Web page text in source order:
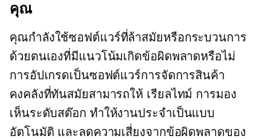
คุณ
คุณกำลังใช้ซอฟต์แวร์ที่ล้าสมัยหรือกระบวนการ
ด้วยตนเองที่มีแนวโน้มเกิดข้อผิดพลาดหรือไม่
การอัปเกรดเป็นซอฟต์แวร์การจัดการสินค้า
คงคลังที่ทันสมัยสามารถให้ เรียลไทม์ การมอง
เห็นระดับสต๊อก ทำให้งานประจำเป็นแบบ
อัตโนมัติ และลดความเสี่ยงจากข้อผิดพลาดของ